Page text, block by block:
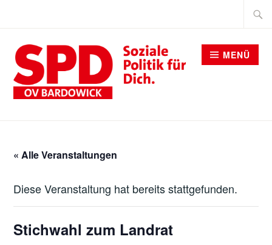
springen
Suche
MENÜ
« Alle Veranstaltungen
Diese Veranstaltung hat bereits stattgefunden.
Stichwahl zum Landrat